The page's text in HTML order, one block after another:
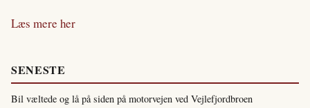
Læs mere her
SENESTE
Bil væltede og lå på siden på motorvejen ved Vejlefjordbroen